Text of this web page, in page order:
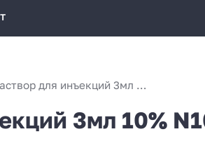
ЛИКВИН раствор для инъекций 3мл 10% N10
3мл 10%